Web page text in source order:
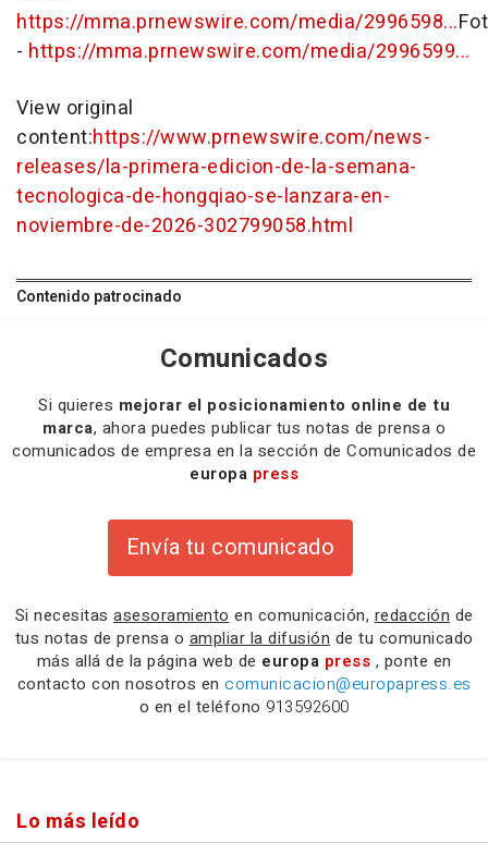
https://mma.prnewswire.com/media/2996598...
- https://mma.prnewswire.com/media/2996599...
View original
content:https://www.prnewswire.com/news-
releases/la-primera-edicion-de-la-semana-
tecnologica-de-hongqiao-se-lanzara-en-
noviembre-de-2026-302799058.html
Contenido patrocinado
Comunicados
Si quieres mejorar el posicionamiento online de tu
marca, ahora puedes publicar tus notas de prensa o
comunicados de empresa en la sección de Comunicados de
europa press
Envía tu comunicado
Si necesitas asesoramiento en comunicación, redacción de
tus notas de prensa o ampliar la difusión de tu comunicado
más allá de la página web de europa press , ponte en
contacto con nosotros en comunicacion@europapress.es
o en el teléfono 913592600
Lo más leído